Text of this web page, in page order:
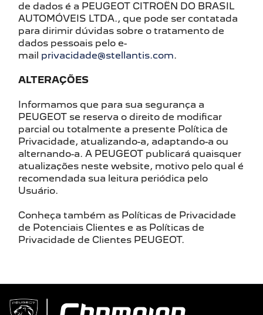
de dados é a PEUGEOT CITROËN DO BRASIL
AUTOMÓVEIS LTDA., que pode ser contatada
para dirimir dúvidas sobre o tratamento de
dados pessoais pelo e-
mail privacidade@stellantis.com.
ALTERAÇÕES
Informamos que para sua segurança a
PEUGEOT se reserva o direito de modificar
parcial ou totalmente a presente Política de
Privacidade, atualizando-a, adaptando-a ou
alternando-a. A PEUGEOT publicará quaisquer
atualizações neste website, motivo pelo qual é
recomendada sua leitura periódica pelo
Usuário.
Conheça também as Políticas de Privacidade
de Potenciais Clientes e as Políticas de
Privacidade de Clientes PEUGEOT.